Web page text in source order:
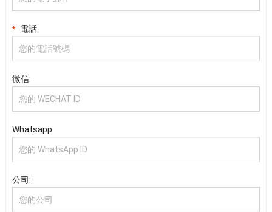
* 電話:
微信:
Whatsapp:
公司: